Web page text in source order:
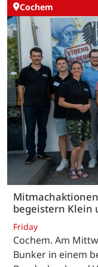
Cochem
begeistern Klein
Friday
Cochem. Am
Bunker in einem